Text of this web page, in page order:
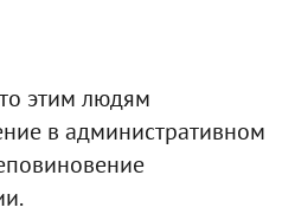
этим людям
в административном